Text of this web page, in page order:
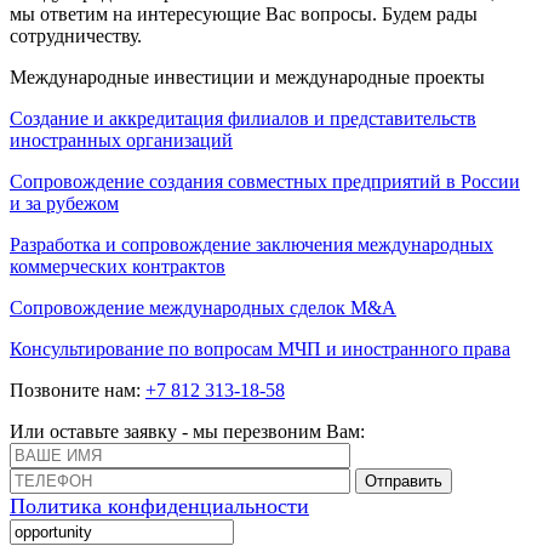
мы ответим на интересующие Вас вопросы. Будем рады
сотрудничеству.
Международные инвестиции и международные проекты
Создание и аккредитация филиалов и представительств
иностранных организаций
Сопровождение создания совместных предприятий в России
и за рубежом
Разработка и сопровождение заключения международных
коммерческих контрактов
Сопровождение международных сделок M&A
Консультирование по вопросам МЧП и иностранного права
Позвоните нам: +7 812 313-18-58
Или оставьте заявку - мы перезвоним Вам:
Отправить
Политика конфиденциальности